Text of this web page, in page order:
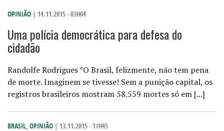
OPINIÃO | 14.11.2015 - 03H04
Uma polícia democrática para defesa do
cidadão
Randolfe Rodrigues *O Brasil, felizmente, não tem pena
de morte. Imaginem se tivesse! Sem a punição capital, os
registros brasileiros mostram 58.559 mortes só em [...]
BRASIL, OPINIÃO | 13.11.2015 - 17H45